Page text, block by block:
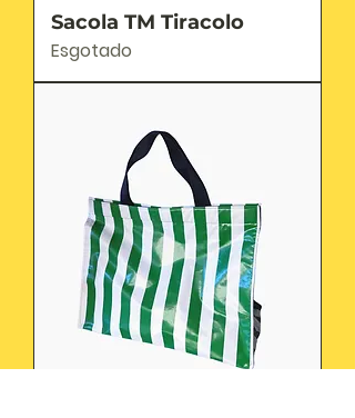
Sacola TM Tiracolo
Esgotado